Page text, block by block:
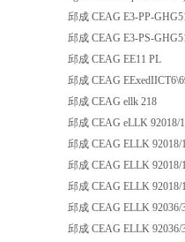
邱成 CEAG E3-PP-
邱成 CEAG E3-PS-
邱成 CEAG EE11 PL
邱成 CEAG
邱成 CEAG ellk 218
邱成 CEAG eLLK 92018/
邱成 CEAG ELLK 92018/
邱成 CEAG ELLK 92018/
邱成 CEAG ELLK 92018/
邱成 CEAG ELLK 92036/
邱成 CEAG ELLK 92036/